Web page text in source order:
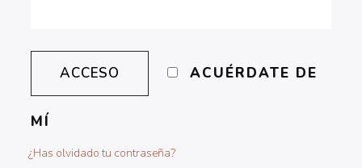
ACUÉRDATE DE
MÍ
¿Has olvidado tu contraseña?